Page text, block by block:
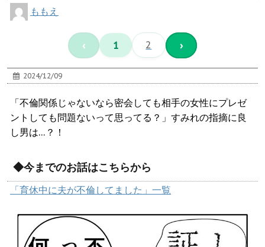
ももえ
‹ 1 2 ›
2024/12/09
「不倫関係じゃないなら密会しても相手の女性にプレゼ
ントしても問題ないって思ってる？」すみれの指摘に良
し男は…？！
◆今までのお話はこちらから
「育休中に夫が不倫してました」一覧